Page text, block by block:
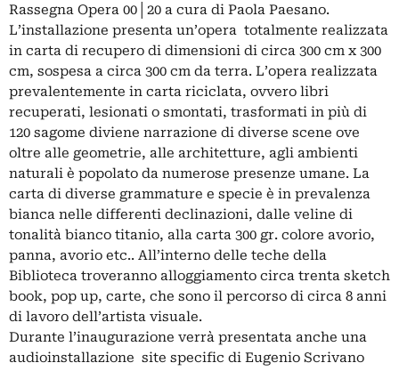
Rassegna Opera 00│20 a cura di Paola Paesano.
L’installazione presenta un’opera totalmente realizzata
in carta di recupero di dimensioni di circa 300 cm x 300
cm, sospesa a circa 300 cm da terra. L’opera realizzata
prevalentemente in carta riciclata, ovvero libri
recuperati, lesionati o smontati, trasformati in più di
120 sagome diviene narrazione di diverse scene ove
oltre alle geometrie, alle architetture, agli ambienti
naturali è popolato da numerose presenze umane. La
carta di diverse grammature e specie è in prevalenza
bianca nelle differenti declinazioni, dalle veline di
tonalità bianco titanio, alla carta 300 gr. colore avorio,
panna, avorio etc.. All’interno delle teche della
Biblioteca troveranno alloggiamento circa trenta sketch
book, pop up, carte, che sono il percorso di circa 8 anni
di lavoro dell’artista visuale.
Durante l’inaugurazione verrà presentata anche una
audioinstallazione site specific di Eugenio Scrivano